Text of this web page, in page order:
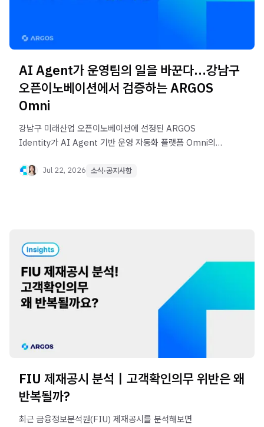
AI Agent가 운영팀의 일을 바꾼다…강남구
오픈이노베이션에서 검증하는 ARGOS
Omni
강남구 미래산업 오픈이노베이션에 선정된 ARGOS
Identity가 AI Agent 기반 운영 자동화 플랫폼 Omni의
KYB·AML 업무까지 AI Agent가 어떻게 운영팀을
Jul 22, 2026 소식·공지사항
FIU 제재공시 분석｜고객확인의무 위반은 왜
반복될까?
최근 금융정보분석원(FIU) 제재공시를 분석해보면